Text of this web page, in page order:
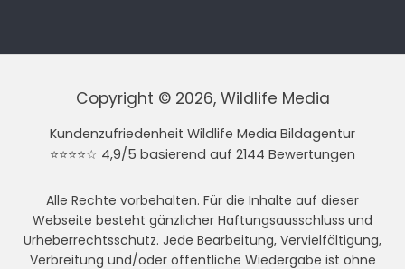
Copyright © 2026, Wildlife Media
Kundenzufriedenheit Wildlife Media Bildagentur
⭐⭐⭐⭐☆ 4,9/5 basierend auf 2144 Bewertungen
Alle Rechte vorbehalten. Für die Inhalte auf dieser
Webseite besteht gänzlicher Haftungsausschluss und
Urheberrechtsschutz. Jede Bearbeitung, Vervielfältigung,
Verbreitung und/oder öffentliche Wiedergabe ist ohne